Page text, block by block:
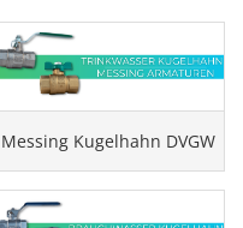
Messing Kugelhahn DVGW